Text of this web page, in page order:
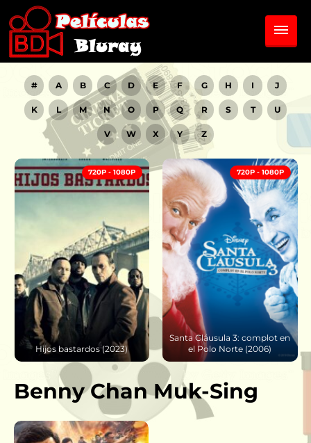
# A B C D E F G H I J
K L M N O P Q R S T U
V W X Y Z
720P - 1080P
Hijos bastardos (2023)
720P - 1080P
Santa Cláusula 3: complot en
el Polo Norte (2006)
Benny Chan Muk-Sing